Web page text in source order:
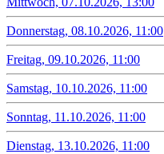
Donnerstag, 08.10.2026, 11:00
Freitag, 09.10.2026, 11:00
Samstag, 10.10.2026, 11:00
Sonntag, 11.10.2026, 11:00
Dienstag, 13.10.2026, 11:00